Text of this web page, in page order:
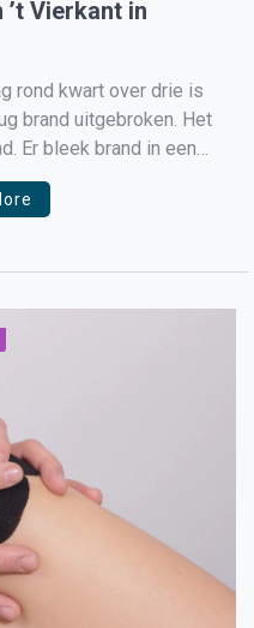
Vierkant in
rond kwart over drie is
brand uitgebroken. Het
Er bleek brand in een
zijn bevestigd. De
om zodoende de